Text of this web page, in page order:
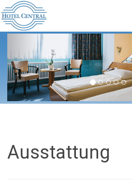
Previous
Ausstattung